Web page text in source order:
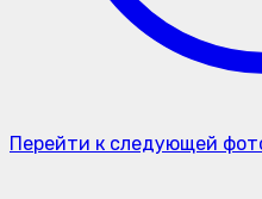
Перейти к следующей